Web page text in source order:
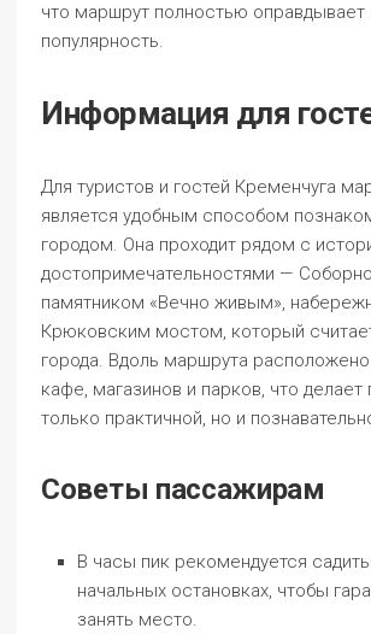
что маршрут полностью
популярность.
Информация для
Для туристов и гостей Кременчуга
является удобным способом
городом. Она проходит рядом с
достопримечательностями —
памятником «Вечно живым»,
Крюковским мостом, который
города. Вдоль маршрута
кафе, магазинов и парков, что делает
только практичной, но и
Советы пассажирам
В часы пик рекомендуется
начальных остановках, чтобы
занять место.